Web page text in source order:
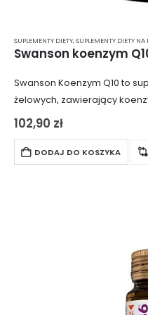
SUPLEMENTY DIETY,SUPLEMENTY DIETY
Swanson Koenzym Q10 to
żelowych, zawierający
zapewnianiu prawidłowego
102,90 zł
DODAJ DO KOSZYKA